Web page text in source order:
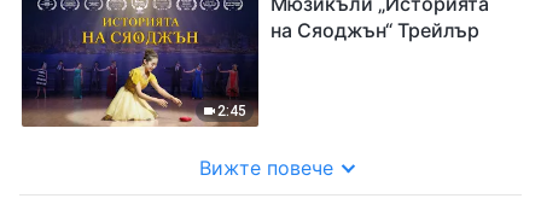
2:45
на Сяоджън“ Трейлър
Вижте повече